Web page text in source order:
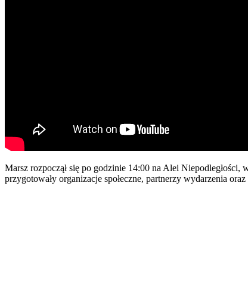
Marsz rozpoczął się po godzinie 14:00 na Alei
przygotowały organizacje społeczne, partnerzy wydarzenia